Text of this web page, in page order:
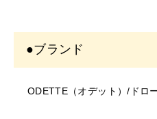
・ペン先を出し過ぎると折れ
・写真のイメージと実物と
合がございます。
ー、素材、表記など)が変更
●ブランド
ODETTE（オデット）/ドロ